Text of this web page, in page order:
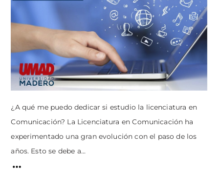
¿A qué me puedo dedicar si estudio la licenciatura en
Comunicación? La Licenciatura en Comunicación ha
experimentado una gran evolución con el paso de los
años. Esto se debe a...